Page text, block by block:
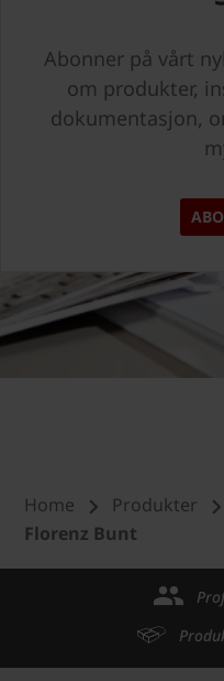
Abonner på vårt
om produkter,
dokumentasjon,
Home Produkter
Florenz Bunt